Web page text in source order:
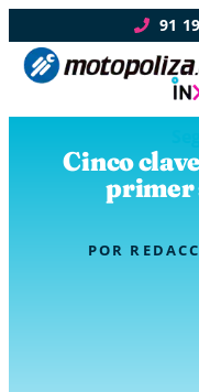
91
Cinco
primer
POR